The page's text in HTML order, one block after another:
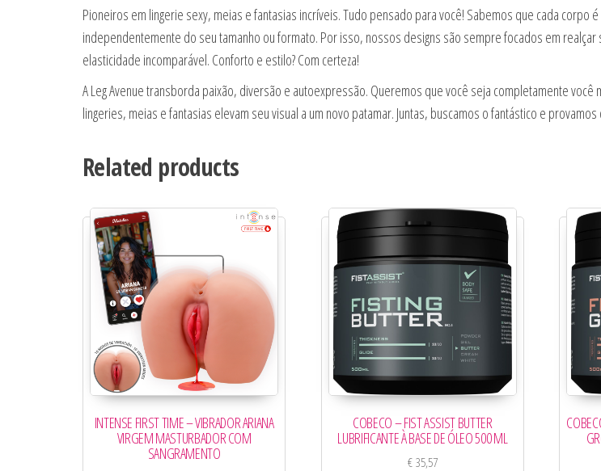
Pioneiros em lingerie sexy, meias e fantasias incríveis. Tudo pensado para você! Sabemos que cada
independentemente do seu tamanho ou formato. Por isso, nossos designs são sempre focados em
elasticidade incomparável. Conforto e estilo? Com certeza!
A Leg Avenue transborda paixão, diversão e autoexpressão. Queremos que você seja completamente
lingeries, meias e fantasias elevam seu visual a um novo patamar. Juntas, buscamos o fantástico e
Related products
INTENSE FIRST TIME – VIBRADOR ARIANA
VIRGEM MASTURBADOR COM
SANGRAMENTO
COBECO – FIST ASSIST BUTTER
LUBRIFICANTE À BASE DE ÓLEO 500 ML
€35,57